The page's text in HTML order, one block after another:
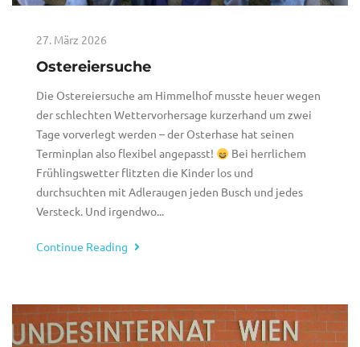
27. März 2026
Ostereiersuche
Die Ostereiersuche am Himmelhof musste heuer wegen
der schlechten Wettervorhersage kurzerhand um zwei
Tage vorverlegt werden – der Osterhase hat seinen
Terminplan also flexibel angepasst!
Bei herrlichem
Frühlingswetter flitzten die Kinder los und
durchsuchten mit Adleraugen jeden Busch und jedes
Versteck. Und irgendwo...
Continue Reading